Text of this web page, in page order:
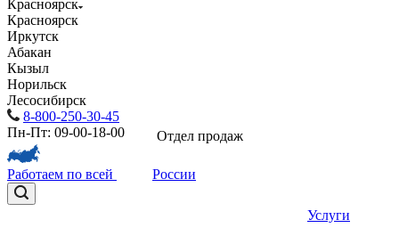
Красноярск
Красноярск
Иркутск
Абакан
Кызыл
Норильск
Лесосибирск
8-800-250-30-45
Пн-Пт: 09-00-18-00
Отдел продаж
Работаем по всей России
Услуги